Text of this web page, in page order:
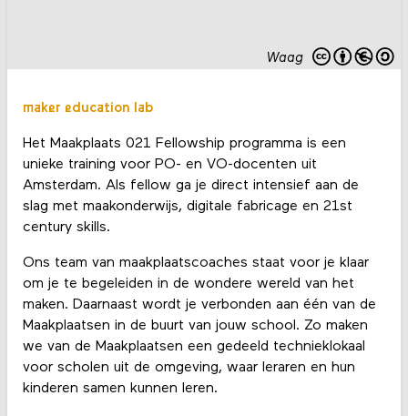
Waag
maker education lab
Het Maakplaats 021 Fellowship programma is een
unieke training voor PO- en VO-docenten uit
Amsterdam. Als fellow ga je direct intensief aan de
slag met maakonderwijs, digitale fabricage en 21st
century skills.
Ons team van maakplaatscoaches staat voor je klaar
om je te begeleiden in de wondere wereld van het
maken. Daarnaast wordt je verbonden aan één van de
Maakplaatsen in de buurt van jouw school. Zo maken
we van de Maakplaatsen een gedeeld technieklokaal
voor scholen uit de omgeving, waar leraren en hun
kinderen samen kunnen leren.